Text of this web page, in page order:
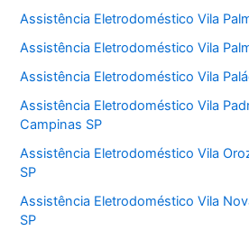
Assistência Eletrodoméstico Vila
Assistência Eletrodoméstico Vila
Assistência Eletrodoméstico Vila
Assistência Eletrodoméstico Vila
Campinas SP
Assistência Eletrodoméstico Vila
SP
Assistência Eletrodoméstico Vila
SP